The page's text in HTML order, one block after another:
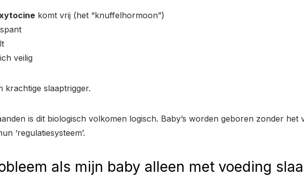
komt vrij (het “knuffelhormoon”)
veilig
krachtige slaaptrigger.
is dit biologisch volkomen logisch. Baby’s worden geboren zonder
‘regulatiesysteem’.
als mijn baby alleen met voeding